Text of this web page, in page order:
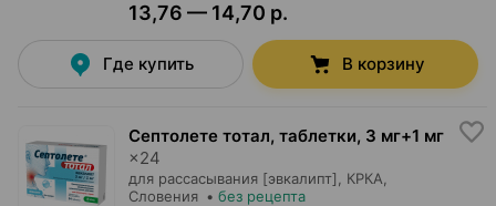
13,76 — 14,70 р.
Где купить В корзину
Септолете тотал, таблетки, 3 мг+1 мг
×24
для рассасывания [эвкалипт], КРКА
Словения • без рецепта